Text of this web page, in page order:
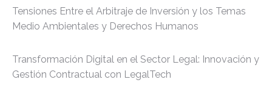
Tensiones Entre el Arbitraje de Inversión y los Temas
Medio Ambientales y Derechos Humanos
Transformación Digital en el Sector Legal: Innovación y
Gestión Contractual con LegalTech